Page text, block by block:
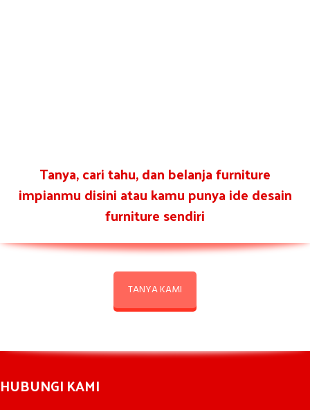
Tanya, cari tahu, dan belanja furniture
impianmu disini atau kamu punya ide desain
furniture sendiri
TANYA KAMI
HUBUNGI KAMI